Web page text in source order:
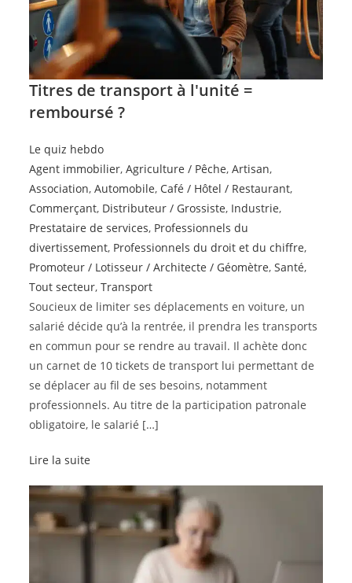
Titres de transport à l'unité =
remboursé ?
Le quiz hebdo
Agent immobilier,Agriculture / Pêche,Artisan,
Association,Automobile, Café / Hôtel / Restaurant,
Commerçant, Distributeur / Grossiste, Industrie,
Prestataire de services, Professionnels du
divertissement, Professionnels du droit et du chiffre,
Promoteur / Lotisseur / Architecte / Géomètre,Santé,
Tout secteur,Transport
Soucieux de limiter ses déplacements en voiture, un
salarié décide qu’à la rentrée, il prendra les transports
en commun pour se rendre au travail. Il achète donc
un carnet de 10 tickets de transport lui permettant de
se déplacer au fil de ses besoins, notamment
professionnels. Au titre de la participation patronale
obligatoire, le salarié […]
Lire la suite